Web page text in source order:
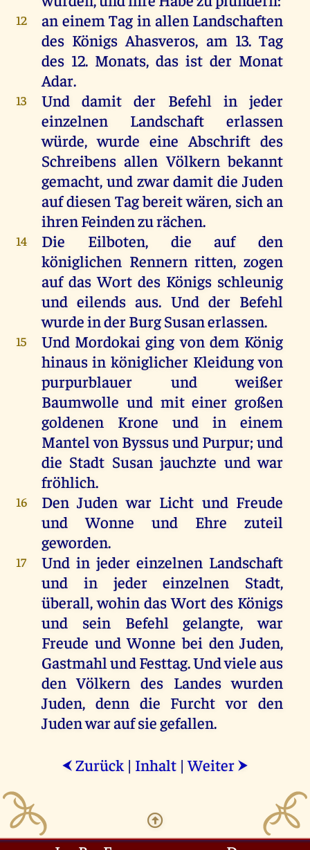
12 an einem Tag in allenLandschaften
des Königs Ahasveros, am 13.Tag
des12. Monats,das ist der Monat
Adar.
13 Und damit der Befehl in jeder
einzelnen
Landschaft
erlassen
würde,wurde eine Abschrift des
Schreibensallen Völkern bekannt
gemacht, und zwar damit die Juden
aufdiesen Tagbereitwären, sichan
ihrenFeindenzurächen.
14 Die Eilboten, die auf
den
königlichen Rennern ritten,zogen
auf das Wort des Königs schleunig
und eilends aus. Und der Befehl
wurdeinderBurgSusanerlassen.
15 UndMordokaiging von dem König
hinaus in königlicher Kleidung von
purpurblauer und
weißer
Baumwolle und mit einer großen
goldenen
Krone und in
einem
Mantel vonByssusund Purpur;und
die Stadt Susan jauchzte und war
fröhlich.
16 Den Juden war Licht und Freude
und
Wonne und Ehre
zuteil
geworden.
17 Und in jeder einzelnen Landschaft
und
in jeder einzelnen Stadt,
überall,wohin das Wort des Königs
und
sein Befehl gelangte,war
Freude und Wonne bei den Juden,
GastmahlundFesttag.Undvieleaus
den Völkern des Landes wurden
Juden, denn die Furcht vor den
Judenwaraufsiegefallen.
⮜ Zurück | Inhalt |Weiter ⮞